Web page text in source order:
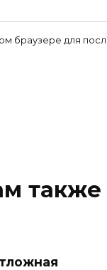
браузере для
также